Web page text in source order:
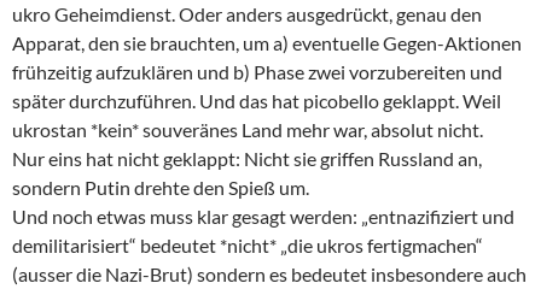
ukro Geheimdienst. Oder anders ausgedrückt, genau den
Apparat, den sie brauchten, um a) eventuelle Gegen-Aktionen
frühzeitig aufzuklären und b) Phase zwei vorzubereiten und
später durchzuführen. Und das hat picobello geklappt. Weil
ukrostan *kein* souveränes Land mehr war, absolut nicht.
Nur eins hat nicht geklappt: Nicht sie griffen Russland an,
sondern Putin drehte den Spieß um.
Und noch etwas muss klar gesagt werden: „entnazifiziert und
demilitarisiert“ bedeutet *nicht* „die ukros fertigmachen“
(ausser die Nazi-Brut) sondern es bedeutet insbesondere auch